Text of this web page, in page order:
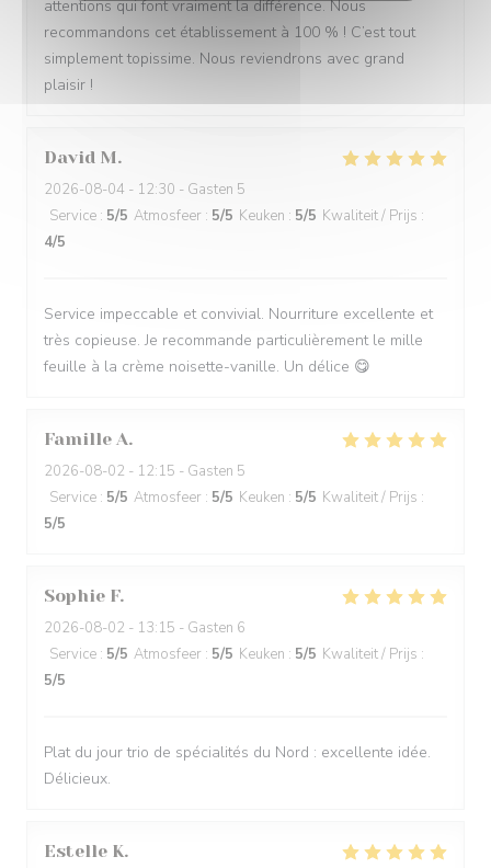
attentions qui font vraiment la différence. Nous
recommandons cet établissement à 100 % ! C’est tout
simplement topissime. Nous reviendrons avec grand
plaisir !
David M
2026-08-04 - 12:30 - Gasten 5
Service : 5/5 Atmosfeer : 5/5 Keuken : 5/5 Kwaliteit / Prijs :
4/5
Service impeccable et convivial. Nourriture excellente et
très copieuse. Je recommande particulièrement le mille
feuille à la crème noisette-vanille. Un délice 😋
Famille A
2026-08-02 - 12:15 - Gasten 5
Service : 5/5 Atmosfeer : 5/5 Keuken : 5/5 Kwaliteit / Prijs :
5/5
Sophie F
2026-08-02 - 13:15 - Gasten 6
Service : 5/5 Atmosfeer : 5/5 Keuken : 5/5 Kwaliteit / Prijs :
5/5
Plat du jour trio de spécialités du Nord : excellente idée.
Délicieux.
Estelle K